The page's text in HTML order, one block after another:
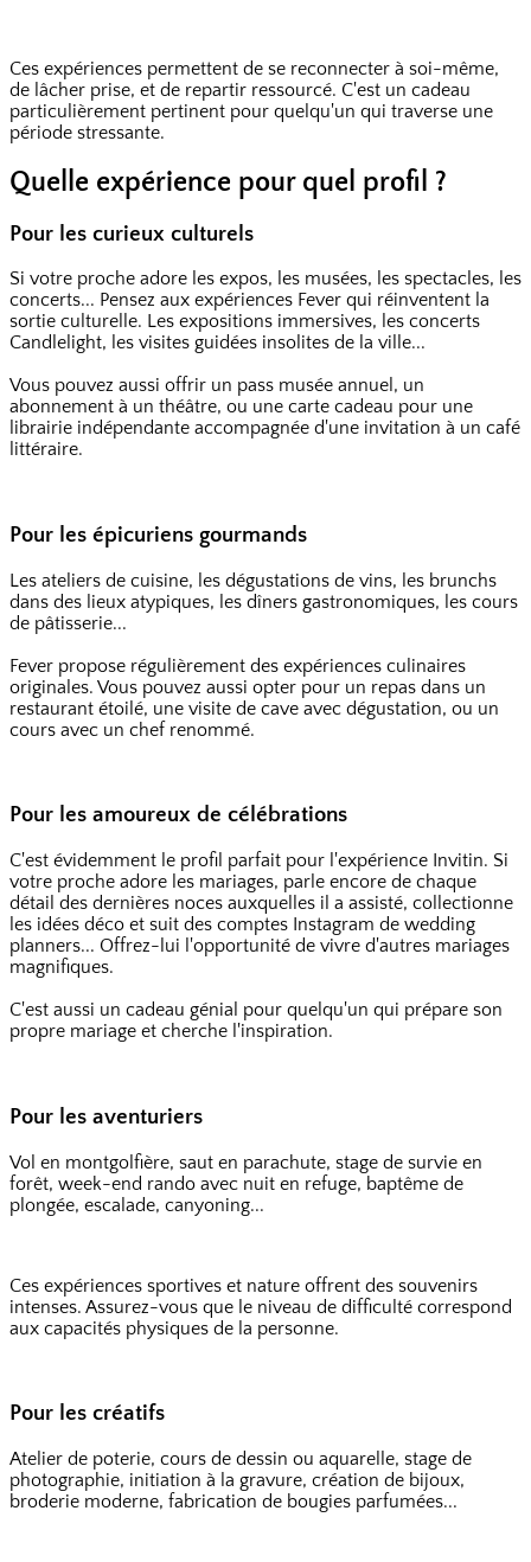
Ces expériences permettent de se reconnecter à soi-même,
de lâcher prise, et de repartir ressourcé. C'est un cadeau
particulièrement pertinent pour quelqu'un qui traverse une
période stressante.
Quelle expérience pour quel profil ?
Pour les curieux culturels
Si votre proche adore les expos, les musées, les spectacles, les
concerts... Pensez aux expériences Fever qui réinventent la
sortie culturelle. Les expositions immersives, les concerts
Candlelight, les visites guidées insolites de la ville...
Vous pouvez aussi offrir un pass musée annuel, un
abonnement à un théâtre, ou une carte cadeau pour une
librairie indépendante accompagnée d'une invitation à un café
littéraire.
Pour les épicuriens gourmands
Les ateliers de cuisine, les dégustations de vins, les brunchs
dans des lieux atypiques, les dîners gastronomiques, les cours
de pâtisserie...
Fever propose régulièrement des expériences culinaires
originales. Vous pouvez aussi opter pour un repas dans un
restaurant étoilé, une visite de cave avec dégustation, ou un
cours avec un chef renommé.
Pour les amoureux de célébrations
C'est évidemment le profil parfait pour l'expérience Invitin. Si
votre proche adore les mariages, parle encore de chaque
détail des dernières noces auxquelles il a assisté, collectionne
les idées déco et suit des comptes Instagram de wedding
planners... Offrez-lui l'opportunité de vivre d'autres mariages
magnifiques.
C'est aussi un cadeau génial pour quelqu'un qui prépare son
propre mariage et cherche l'inspiration.
Pour les aventuriers
Vol en montgolfière, saut en parachute, stage de survie en
forêt, week-end rando avec nuit en refuge, baptême de
plongée, escalade, canyoning...
Ces expériences sportives et nature offrent des souvenirs
intenses. Assurez-vous que le niveau de difficulté correspond
aux capacités physiques de la personne.
Pour les créatifs
Atelier de poterie, cours de dessin ou aquarelle, stage de
photographie, initiation à la gravure, création de bijoux,
broderie moderne, fabrication de bougies parfumées...